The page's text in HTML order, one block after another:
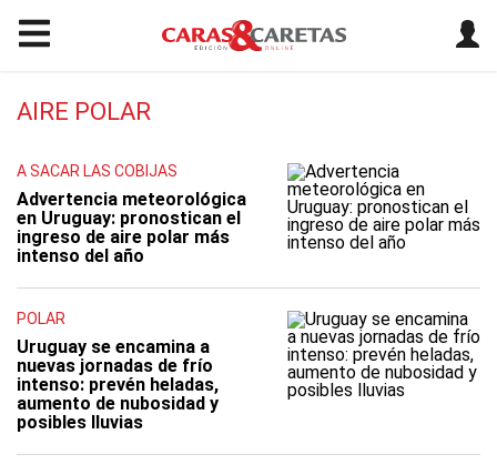
AIRE POLAR
A SACAR LAS COBIJAS
Advertencia meteorológica
en Uruguay: pronostican el
ingreso de aire polar más
intenso del año
POLAR
Uruguay se encamina a
nuevas jornadas de frío
intenso: prevén heladas,
aumento de nubosidad y
posibles lluvias